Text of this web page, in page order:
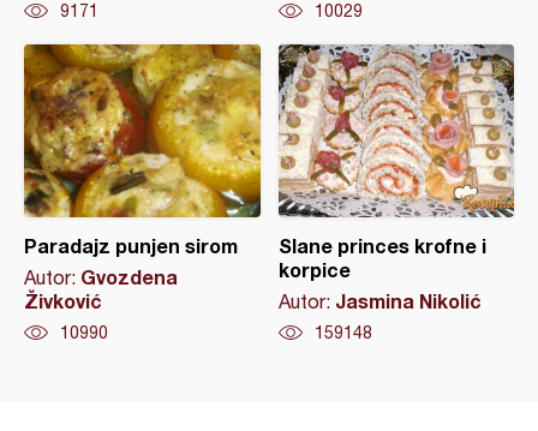
9171 10029
Paradajz punjen sirom
Autor: Gvozdena
Živković
10990
Slane princes krofne i
korpice
Autor: Jasmina Nikolić
159148